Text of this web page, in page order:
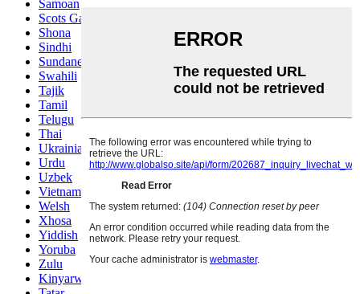
Samoan
Scots Gaelic
Shona
Sindhi
Sundanese
Swahili
Tajik
Tamil
Telugu
Thai
Ukrainian
Urdu
Uzbek
Vietnamese
Welsh
Xhosa
Yiddish
Yoruba
Zulu
Kinyarwanda